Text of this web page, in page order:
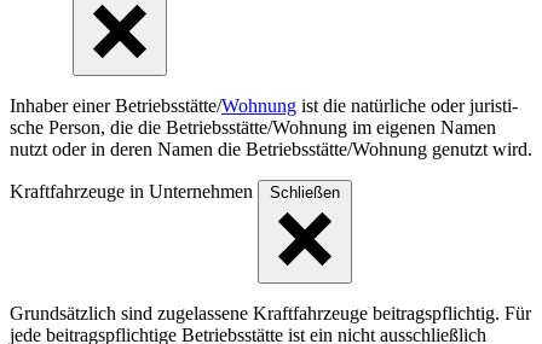
Inhaber einer Betriebs­stät­te/Wohnung ist die natür­liche oder juris­ti­
sche Person, die die Betriebs­stät­te/Woh­nung im eigenen Namen
nutzt oder in deren Namen die Betriebs­stät­te/Woh­nung genutzt wird.
Kraftfahrzeuge in Unternehmen Schließen
Grundsätzlich sind zugelassene Kraftfahrzeuge beitragspflichtig. Für
jede beitragspflichtige Betriebsstätte ist ein nicht ausschließlich